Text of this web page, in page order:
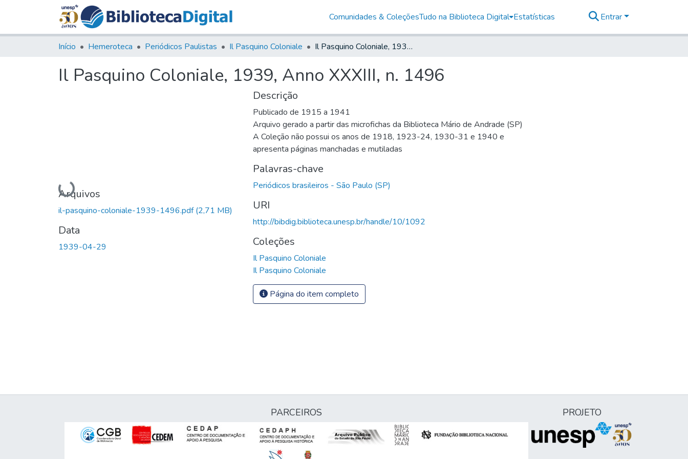
Comunidades & ColeçõesTudo na Biblioteca Digital Estatísticas Entrar
Início Hemeroteca Periódicos Paulistas Il Pasquino Coloniale Il Pasquino Coloniale, 1939, Anno XXXIII, n. 1496
Il Pasquino Coloniale, 1939, Anno XXXIII, n. 1496
Carregando...
Arquivos
il-pasquino-coloniale-1939-1496.pdf(2,71 MB)
Data
1939-04-29
Descrição
Publicado de 1915 a 1941
Arquivo gerado a partir das microfichas da Biblioteca Mário de Andrade (SP)
A Coleção não possui os anos de 1918, 1923-24, 1930-31 e 1940 e
apresenta páginas manchadas e mutiladas
Palavras-chave
Periódicos brasileiros - São Paulo (SP)
URI
http://bibdig.biblioteca.unesp.br/handle/10/1092
Coleções
Il Pasquino Coloniale
Il Pasquino Coloniale
Página do item completo
PARCEIROS PROJETO